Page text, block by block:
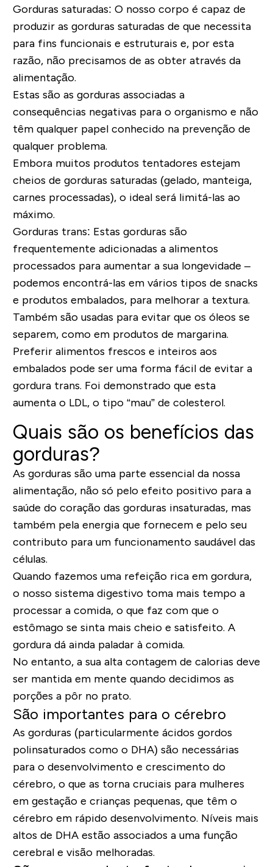
Gorduras saturadas: O nosso corpo é capaz de
produzir as gorduras saturadas de que necessita
para fins funcionais e estruturais e, por esta
razão, não precisamos de as obter através da
alimentação.
Estas são as gorduras associadas a
consequências negativas para o organismo e não
têm qualquer papel conhecido na prevenção de
qualquer problema.
Embora muitos produtos tentadores estejam
cheios de gorduras saturadas (gelado, manteiga,
carnes processadas), o ideal será limitá-las ao
máximo.
Gorduras trans: Estas gorduras são
frequentemente adicionadas a alimentos
processados para aumentar a sua longevidade –
podemos encontrá-las em vários tipos de snacks
e produtos embalados, para melhorar a textura.
Também são usadas para evitar que os óleos se
separem, como em produtos de margarina.
Preferir alimentos frescos e inteiros aos
embalados pode ser uma forma fácil de evitar a
gordura trans. Foi demonstrado que esta
aumenta o LDL, o tipo “mau” de colesterol.
Quais são os benefícios das
gorduras?
As gorduras são uma parte essencial da nossa
alimentação, não só pelo efeito positivo para a
saúde do coração das gorduras insaturadas, mas
também pela energia que fornecem e pelo seu
contributo para um funcionamento saudável das
células.
Quando fazemos uma refeição rica em gordura,
o nosso sistema digestivo toma mais tempo a
processar a comida, o que faz com que o
estômago se sinta mais cheio e satisfeito. A
gordura dá ainda paladar à comida.
No entanto, a sua alta contagem de calorias deve
ser mantida em mente quando decidimos as
porções a pôr no prato.
São importantes para o cérebro
As gorduras (particularmente ácidos gordos
polinsaturados como o DHA) são necessárias
para o desenvolvimento e crescimento do
cérebro, o que as torna cruciais para mulheres
em gestação e crianças pequenas, que têm o
cérebro em rápido desenvolvimento. Níveis mais
altos de DHA estão associados a uma função
cerebral e visão melhoradas.